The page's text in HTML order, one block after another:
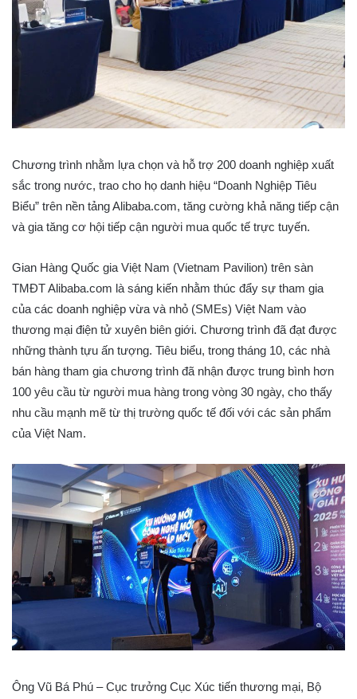
Chương trình nhằm lựa chọn và hỗ trợ 200 doanh nghiệp xuất
sắc trong nước, trao cho họ danh hiệu “Doanh Nghiệp Tiêu
Biểu” trên nền tảng Alibaba.com, tăng cường khả năng tiếp cận
và gia tăng cơ hội tiếp cận người mua quốc tế trực tuyến.
Gian Hàng Quốc gia Việt Nam (Vietnam Pavilion) trên sàn
TMĐT Alibaba.com là sáng kiến nhằm thúc đẩy sự tham gia
của các doanh nghiệp vừa và nhỏ (SMEs) Việt Nam vào
thương mại điện tử xuyên biên giới. Chương trình đã đạt được
những thành tựu ấn tượng. Tiêu biểu, trong tháng 10, các nhà
bán hàng tham gia chương trình đã nhận được trung bình hơn
100 yêu cầu từ người mua hàng trong vòng 30 ngày, cho thấy
nhu cầu mạnh mẽ từ thị trường quốc tế đối với các sản phẩm
của Việt Nam.
Ông Vũ Bá Phú – Cục trưởng Cục Xúc tiến thương mại, Bộ